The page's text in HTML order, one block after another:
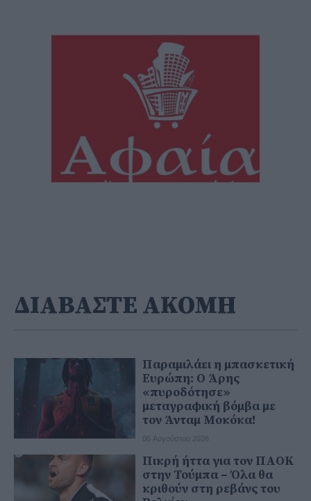
ΔΙΑΒΑΣΤΕ ΑΚΟΜΗ
Παραμιλάει η μπασκετική
Ευρώπη: Ο Άρης
«πυροδότησε»
μεταγραφική βόμβα με
τον Άνταμ Μοκόκα!
06 Αυγούστου 2026
Πικρή ήττα για τον ΠΑΟΚ
στην Τούμπα – Όλα θα
κριθούν στη ρεβάνς του